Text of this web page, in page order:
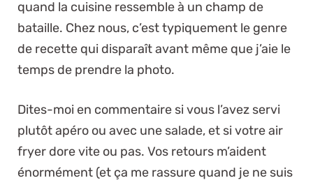
quand la cuisine ressemble à un champ de
bataille. Chez nous, c’est typiquement le genre
de recette qui disparaît avant même que j’aie le
temps de prendre la photo.
Dites-moi en commentaire si vous l’avez servi
plutôt apéro ou avec une salade, et si votre air
fryer dore vite ou pas. Vos retours m’aident
énormément (et ça me rassure quand je ne suis